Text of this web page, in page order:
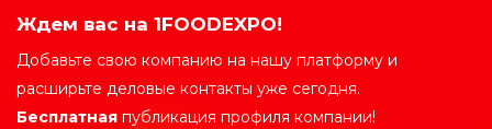
Ждем вас на 1FOODEXPO!
Добавьте свою компанию на нашу платформу и
расширьте деловые контакты уже сегодня.
Бесплатная публикация профиля компании!